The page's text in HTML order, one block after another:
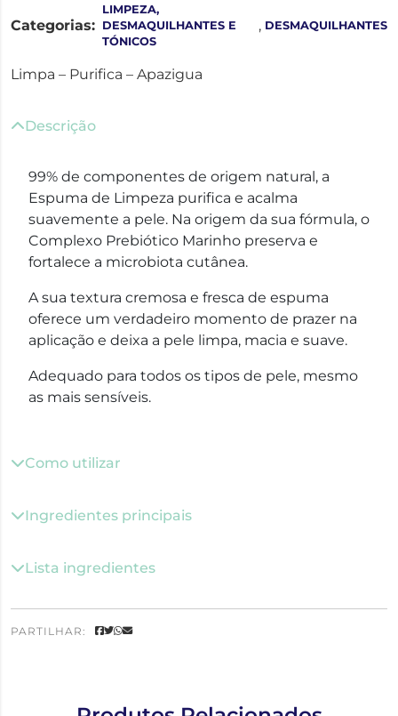
Categorias:
LIMPEZA,
DESMAQUILHANTES E
TÓNICOS
, DESMAQUILHANTES
Limpa – Purifica – Apazigua
Descrição
99% de componentes de origem natural, a
Espuma de Limpeza purifica e acalma
suavemente a pele. Na origem da sua fórmula, o
Complexo Prebiótico Marinho preserva e
fortalece a microbiota cutânea.
A sua textura cremosa e fresca de espuma
oferece um verdadeiro momento de prazer na
aplicação e deixa a pele limpa, macia e suave.
Adequado para todos os tipos de pele, mesmo
as mais sensíveis.
Como utilizar
Ingredientes principais
Lista ingredientes
PARTILHAR: